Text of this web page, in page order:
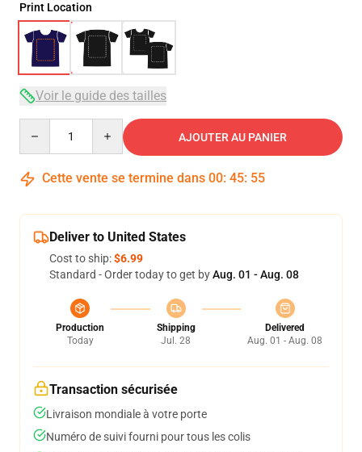
Print Location
Voir le guide des tailles
AJOUTER AU PANIER
Cette vente se termine dans 00: 45: 54
Deliver to United States
Cost to ship:$6.99
Standard - Order today to get byAug. 01 - Aug. 08
Production
Today
Shipping
Jul. 28
Delivered
Aug. 01 - Aug. 08
Transaction sécurisée
Livraison mondiale à votre porte
Numéro de suivi fourni pour tous les colis